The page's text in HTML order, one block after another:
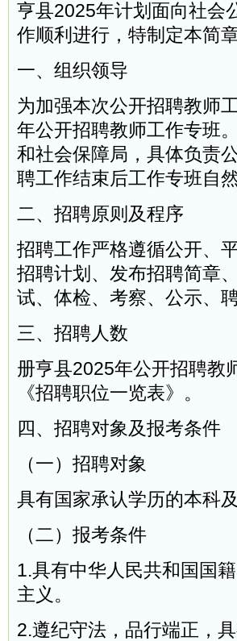
亨县2025年计划面向社会
作顺利进行，特制定本简章
一、组织领导
为加强本次公开招聘教师
年公开招聘教师工作专班
和社会保障局，具体负责
聘工作结束后工作专班自然
二、招聘原则及程序
招聘工作严格遵循公开、
招聘计划、发布招聘简章
试、体检、考察、公示、
三、招聘人数
册亨县2025年公开招聘教
《招聘职位一览表》。
四、招聘对象及报考条件
（一）招聘对象
具有国家承认学历的本科
（二）报考条件
1.具有中华人民共和国国
主义。
2.遵纪守法，品行端正，